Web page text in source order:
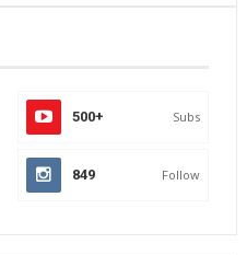
500+ Subs
849 Follow